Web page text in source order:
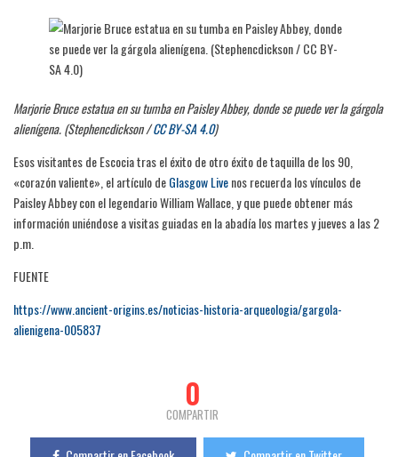
Marjorie Bruce estatua en su tumba en Paisley Abbey, donde se puede ver la gárgola
alienígena. (Stephencdickson /CC BY-SA 4.0)
Esos visitantes de Escocia tras el éxito de otro éxito de taquilla de los 90,
«corazón valiente», el artículo deGlasgow Livenos recuerda los vínculos de
Paisley Abbey con el legendario William Wallace, y que puede obtener más
información uniéndose a visitas guiadas en la abadía los martes y jueves a las 2
p.m.
FUENTE
https://www.ancient-origins.es/noticias-historia-arqueologia/gargola-
alienigena-005837
0
COMPARTIR